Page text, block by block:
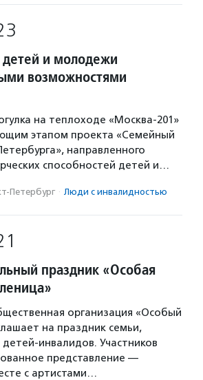
детей и молодежи
возможностями
на теплоходе «Москва-201»
этапом проекта «Семейный
направленного
способностей детей и…
Петербург · Люди с инвалидностью
праздник «Особая
организация «Особый
на праздник семьи,
инвалидов. Участников
представление —
с артистами…